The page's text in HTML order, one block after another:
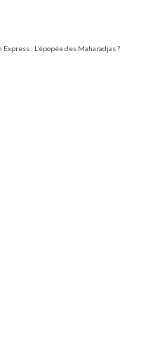
: L’épopée des Maharadjas ?